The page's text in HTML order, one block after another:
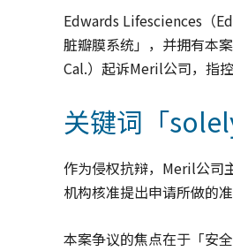
Edwards Lifesciences（
脏瓣膜系统」，并拥有本
Cal.）起诉Meril公司，指
关键词「
作为侵权抗辩，Meril公司
机构核准提出申请所做的准
本案争议的焦点在于「安